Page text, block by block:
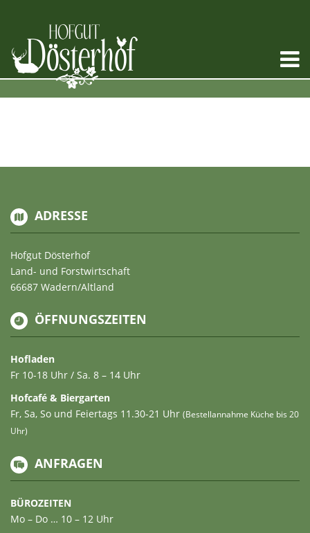
ADRESSE
Hofgut Dösterhof
Land- und Forstwirtschaft
66687 Wadern/Altland
ÖFFNUNGSZEITEN
Hofladen
Fr 10-18 Uhr / Sa. 8 – 14 Uhr
Hofcafé & Biergarten
Fr, Sa, So und Feiertags 11.30-21 Uhr (Bestellannahme Küche bis 20
Uhr)
ANFRAGEN
BÜROZEITEN
Mo – Do … 10 – 12 Uhr